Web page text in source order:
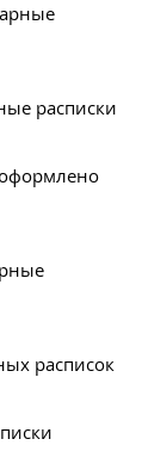
расписки
расписок